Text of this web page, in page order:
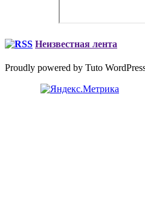
Неизвестная лента
Proudly powered by Tuto